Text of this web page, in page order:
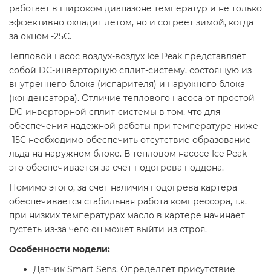
работает в широком диапазоне температур и не только
эффективно охладит летом, но и согреет зимой, когда
за окном -25С.
Тепловой насос воздух-воздух Ice Peak представляет
собой DC-инверторную сплит-систему, состоящую из
внутреннего блока (испарителя) и наружного блока
(конденсатора). Отличие теплового насоса от простой
DC-инверторной сплит-системы в том, что для
обеспечения надежной работы при температуре ниже
-15С необходимо обеспечить отсутствие образование
льда на наружном блоке. В тепловом насосе Ice Peak
это обеспечивается за счет подогрева поддона.
Помимо этого, за счет наличия подогрева картера
обеспечивается стабильная работа компрессора, т.к.
при низких температурах масло в картере начинает
густеть из-за чего он может выйти из строя.
Особенности модели:
Датчик Smart Sens. Определяет присутствие